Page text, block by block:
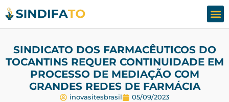
SINDICATO DOS FARMACÊUTICOS DO
TOCANTINS REQUER CONTINUIDADE EM
PROCESSO DE MEDIAÇÃO COM
GRANDES REDES DE FARMÁCIA
inovasitesbrasil 05/09/2023